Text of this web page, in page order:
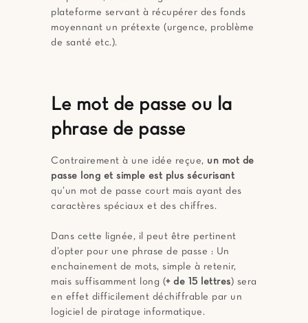
plateforme servant à récupérer des fonds
moyennant un prétexte (urgence, problème
de santé etc.).
Le mot de passe ou la
phrase de passe
Contrairement à une idée reçue, un mot de
passe long et simple est plus sécurisant
qu’un mot de passe court mais ayant des
caractères spéciaux et des chiffres.
Dans cette lignée, il peut être pertinent
d’opter pour une phrase de passe : Un
enchainement de mots, simple à retenir,
mais suffisamment long (+ de 15 lettres) sera
en effet difficilement déchiffrable par un
logiciel de piratage informatique.